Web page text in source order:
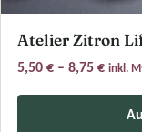
Atelier Zitron
5,50 € – 8,75 € inkl.